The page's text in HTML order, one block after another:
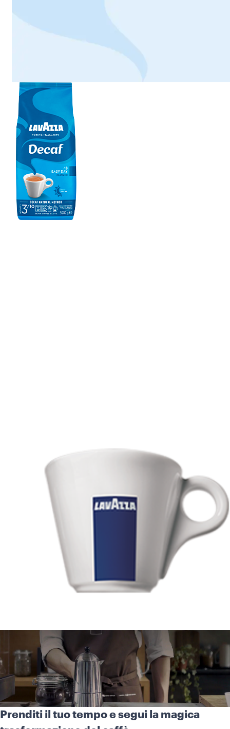
Prenditi il tuo tempo e segui la magica